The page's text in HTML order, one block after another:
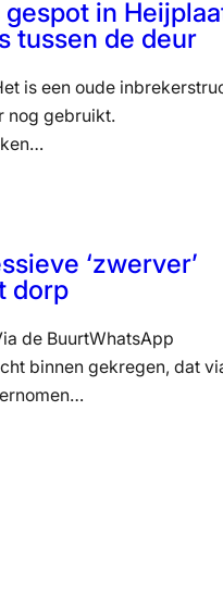
in
tussen de deur
is een oude
nog gebruikt.
‘zwerver’
dorp
de BuurtWhatsApp
binnen gekregen, dat